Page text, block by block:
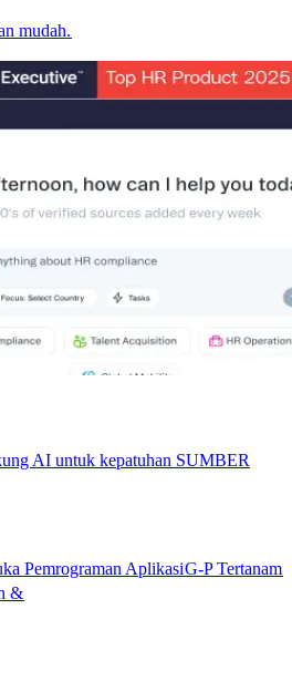
mudah.​​
AI untuk kepatuhan SUMBER
Pemrograman Aplikasi​​G-P Tertanam​​
&​​